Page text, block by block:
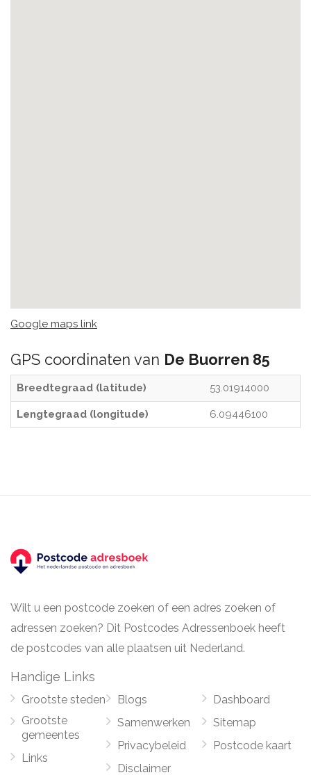
Google maps link
GPS coordinaten van De Buorren 85
Breedtegraad (latitude) 53.01914000
Lengtegraad (longitude) 6.09446100
Wilt u een postcode zoeken of een adres zoeken of
adressen zoeken? Dit Postcodes Adressenboek heeft
de postcodes van alle plaatsen uit Nederland.
Handige Links
Grootste steden
Grootste
gemeentes
Links
Blogs
Samenwerken
Privacybeleid
Disclaimer
Dashboard
Sitemap
Postcode kaart